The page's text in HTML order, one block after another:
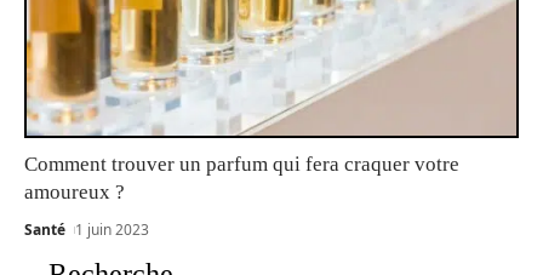
Comment trouver un parfum qui fera craquer votre
amoureux ?
Santé 1 juin 2023